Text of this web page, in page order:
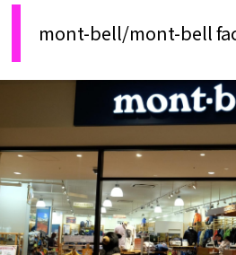
mont-bell/mont-bell